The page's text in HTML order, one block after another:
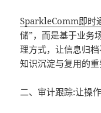
SparkleComm即时
储”，而是基于业务
理方式，让信息归
知识沉淀与复用的重
二、审计跟踪:让操